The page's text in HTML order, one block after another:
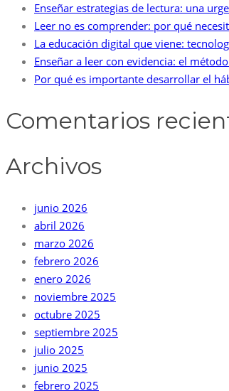
Enseñar estrategias de lectura: una
Leer no es comprender: por qué
La educación digital que viene:
Enseñar a leer con evidencia: el
Por qué es importante desarrollar el
Comentarios
Archivos
junio 2026
abril 2026
marzo 2026
febrero 2026
enero 2026
noviembre 2025
octubre 2025
septiembre 2025
julio 2025
junio 2025
febrero 2025